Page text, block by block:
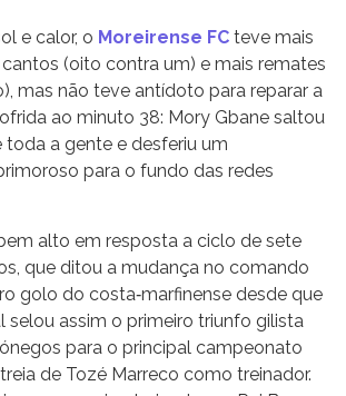
e calor, o Moreirense FC teve mais
cantos (oito contra um) e mais remates
mas não teve antídoto para reparar a
ao minuto 38: Mory Gbane saltou
a gente e desferiu um
para o fundo das redes
alto em resposta a ciclo de sete
que ditou a mudança no comando
golo do costa‐marfinense desde que
selou assim o primeiro triunfo gilista
para o principal campeonato
de Tozé Marreco como treinador.